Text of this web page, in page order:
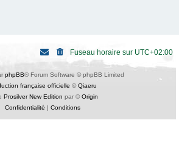
Fuseau horaire sur UTC+02:00
phpBB® Forum Software © phpBB Limited
française officielle ©Qiaeru
Prosilver New Edition par ©Origin
Confidentialité
Conditions